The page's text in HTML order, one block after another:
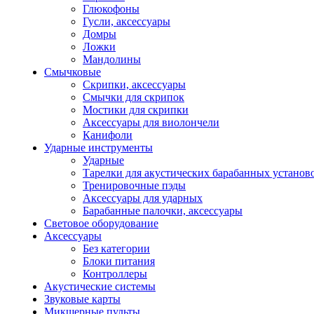
Глюкофоны
Гусли, аксессуары
Домры
Ложки
Мандолины
Смычковые
Скрипки, аксессуары
Смычки для скрипок
Мостики для скрипки
Аксессуары для виолончели
Канифоли
Ударные инструменты
Ударные
Тарелки для акустических барабанных
Тренировочные пэды
Аксессуары для ударных
Барабанные палочки, аксессуары
Световое оборудование
Аксессуары
Без категории
Блоки питания
Контроллеры
Акустические системы
Звуковые карты
Микшерные пульты